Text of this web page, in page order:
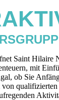
Saint Hilaire
mit
ob Sie